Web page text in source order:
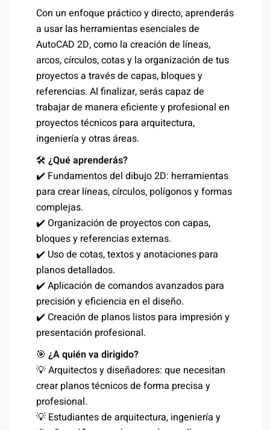
Con un enfoque práctico y directo, aprenderás
a usar las herramientas esenciales de
AutoCAD 2D, como la creación de líneas,
arcos, círculos, cotas y la organización de tus
proyectos a través de capas, bloques y
referencias. Al finalizar, serás capaz de
trabajar de manera eficiente y profesional en
proyectos técnicos para arquitectura,
ingeniería y otras áreas.
🛠️ ¿Qué aprenderás?
✔️ Fundamentos del dibujo 2D: herramientas
para crear líneas, círculos, polígonos y formas
complejas.
✔️ Organización de proyectos con capas,
bloques y referencias externas.
✔️ Uso de cotas, textos y anotaciones para
planos detallados.
✔️ Aplicación de comandos avanzados para
precisión y eficiencia en el diseño.
✔️ Creación de planos listos para impresión y
presentación profesional.
🎯 ¿A quién va dirigido?
💡 Arquitectos y diseñadores: que necesitan
crear planos técnicos de forma precisa y
profesional.
💡 Estudiantes de arquitectura, ingeniería y